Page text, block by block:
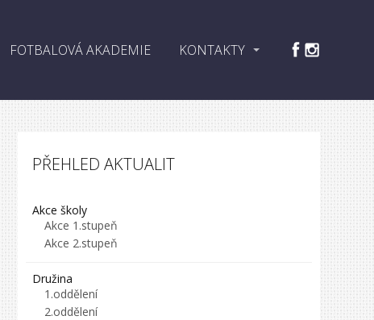
FOTBALOVÁ AKADEMIE KONTAKTY
PŘEHLED AKTUALIT
Akce školy
Akce 1.stupeň
Akce 2.stupeň
Družina
1.oddělení
2.oddělení